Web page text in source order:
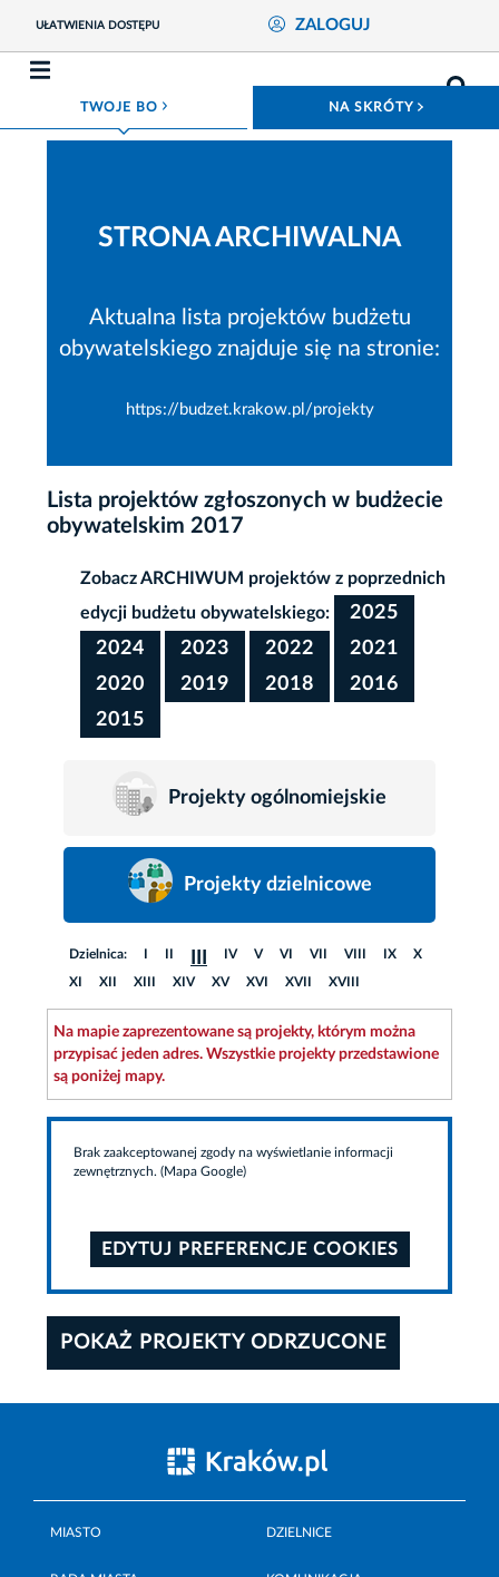
UŁATWIENIA DOSTĘPU ZALOGUJ
TWOJE BO ROZWIŃ MENU NA SKRÓTY
STRONA ARCHIWALNA
Aktualna lista projektów budżetu
obywatelskiego znajduje się na stronie:
https://budzet.krakow.pl/projekty
Lista projektów zgłoszonych w budżecie
obywatelskim 2017
Zobacz ARCHIWUM projektów z poprzednich
edycji budżetu obywatelskiego:
2025
2024
2023 2022
2021
2020
2019 2018
2016
2015
Projekty ogólnomiejskie
Projekty dzielnicowe
Dzielnica: I II IV V VI VII VIII IX X
XI XII XIII XIV XV XVI XVII XVIII
Na mapie zaprezentowane są projekty, którym można
przypisać jeden adres. Wszystkie projekty przedstawione
są poniżej mapy.
Brak zaakceptowanej zgody na wyświetlanie informacji
zewnętrznych. (Mapa Google)
EDYTUJ PREFERENCJE COOKIES
POKAŻ PROJEKTY ODRZUCONE
MIASTO DZIELNICE